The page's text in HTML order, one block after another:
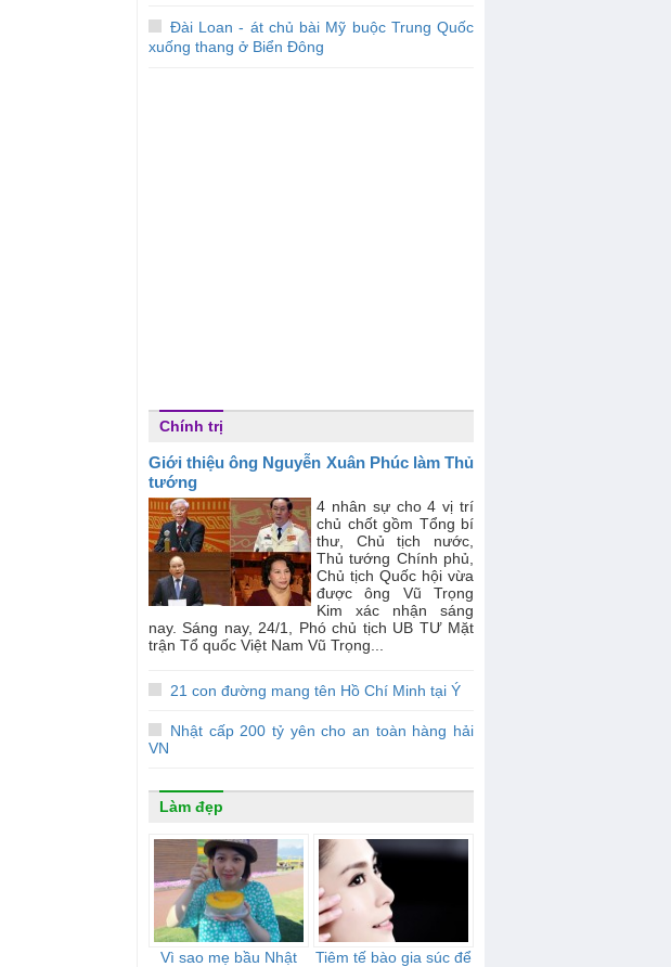
Đài Loan - át chủ bài Mỹ buộc Trung Quốc
xuống thang ở Biển Đông
Chính trị
Giới thiệu ông Nguyễn Xuân Phúc làm Thủ
tướng
4 nhân sự cho 4 vị trí
chủ chốt gồm Tổng bí
thư, Chủ tịch nước,
Thủ tướng Chính phủ,
Chủ tịch Quốc hội vừa
được ông Vũ Trọng
Kim xác nhận sáng
nay. Sáng nay, 24/1, Phó chủ tịch UB TƯ Mặt
trận Tổ quốc Việt Nam Vũ Trọng...
21 con đường mang tên Hồ Chí Minh tại Ý
Nhật cấp 200 tỷ yên cho an toàn hàng hải
VN
Làm đẹp
Vì sao mẹ bầu Nhật
Tiêm tế bào gia súc để